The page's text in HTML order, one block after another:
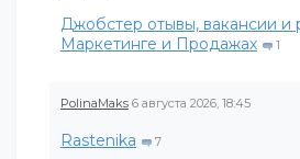
Джобстер отывы, вакансии и
Маркетинге и Продажах
1
PolinaMaks 6 августа 2026, 18:45
Rastenika 7